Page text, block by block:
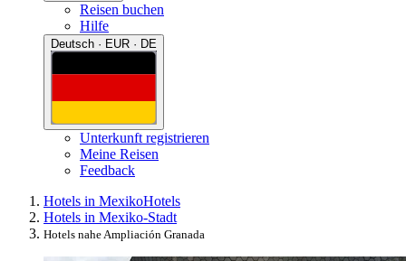
Reisen buchen
Hilfe
Deutsch · EUR · DE
Unterkunft registrieren
Meine Reisen
Feedback
Hotels in MexikoHotels
Hotels in Mexiko-Stadt
Hotels nahe Ampliación Granada